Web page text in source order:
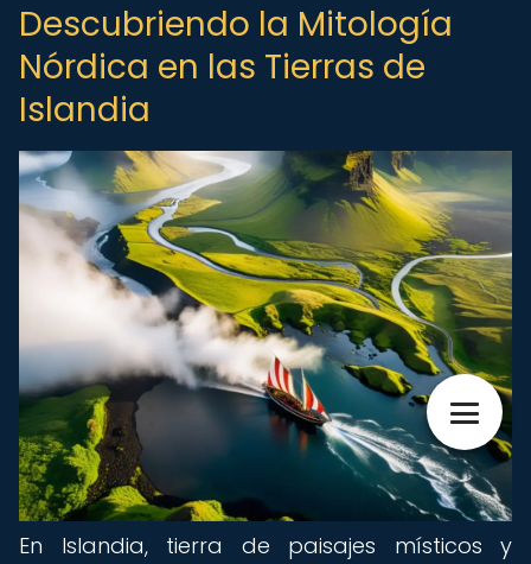
Descubriendo la Mitología
Nórdica en las Tierras de
Islandia
En Islandia, tierra de paisajes místicos y